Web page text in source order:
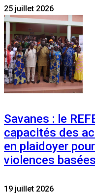
25 juillet 2026
Savanes : le
capacités des
en plaidoyer
violences
19 juillet 2026